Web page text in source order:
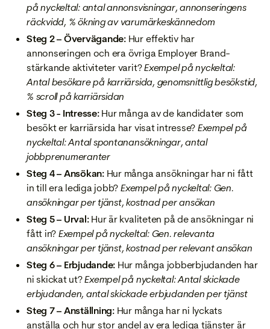
på nyckeltal:antal annonsvisningar, annonseringens
räckvidd, % ökning av varumärkeskännedom
Steg 2 – Övervägande:Hur effektiv har
annonseringen och era övriga Employer Brand-
stärkande aktiviteter varit?Exempel på nyckeltal:
Antal besökare på karriärsida, genomsnittlig besökstid,
% scroll på karriärsidan
Steg 3 - Intresse:Hur många av de kandidater som
besökt er karriärsida har visat intresse?Exempel på
nyckeltal: Antal spontanansökningar, antal
jobbprenumeranter
Steg 4 – Ansökan:Hur många ansökningar har ni fått
in till era lediga jobb?Exempel på nyckeltal: Gen.
ansökningar per tjänst, kostnad per ansökan
Steg 5 – Urval:Hur är kvaliteten på de ansökningar ni
fått in?Exempel på nyckeltal: Gen. relevanta
ansökningar per tjänst, kostnad per relevant ansökan
Steg 6 – Erbjudande: Hur många jobberbjudanden har
ni skickat ut?Exempel på nyckeltal: Antal skickade
erbjudanden, antal skickade erbjudanden per tjänst
Steg 7 – Anställning:Hur många har ni lyckats
anställa och hur stor andel av era lediga tjänster är